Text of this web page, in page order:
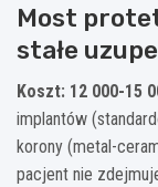
Most
stałe
Koszt: 12 000-15
implantów
korony (metal-
pacjent nie